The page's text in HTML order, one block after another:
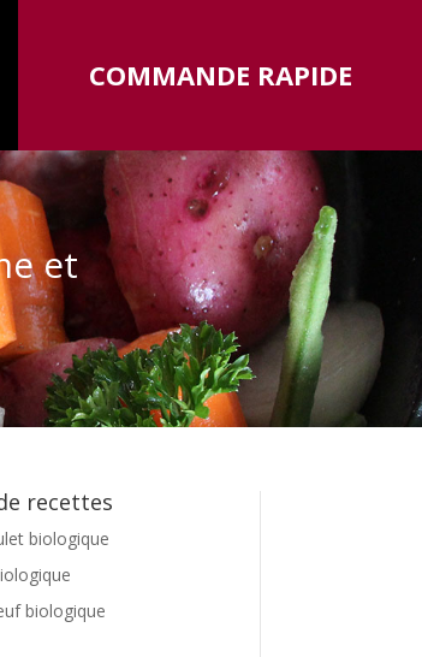
COMMANDE RAPIDE
et
recettes
biologique
biologique